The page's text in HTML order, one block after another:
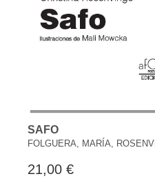
SAFO
FOLGUERA, MARÍA,
21,00 €